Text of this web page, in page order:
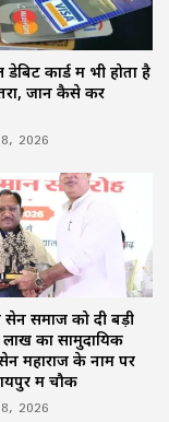
कार्ड में भी होता है
जानें कैसे करें
2026
सेन समाज को दी बड़ी
लाख का सामुदायिक
महाराज के नाम पर
में चौक
2026